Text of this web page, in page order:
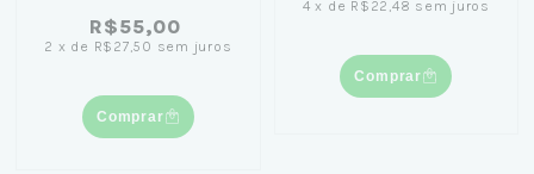
R$55,00
2 x de R$27,50 sem juros
Comprar
4 x de R$22,48 sem juros
Comprar